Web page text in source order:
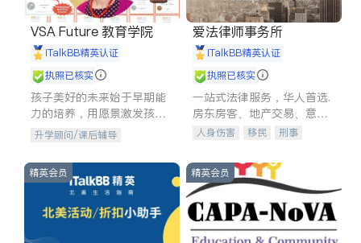
VSA Future 教育学院
iTalkBB精英认证
执照已核实
孩子美好的未来始于早期能
力的培养，用愿景激发孩子
的学习潜力和动力。理念：
拥有成长型心态是成功的基
石。
升学顾问/课后辅导
爱法律师事务所
iTalkBB精英认证
执照已核实
一站式法律服务，华人首选.
房东房客、地产交易、意外
伤害、车祸重伤、商业诉
建筑合同、刑事案件全包办
人身伤害 移民
刑事
信托/遗嘱
商业
索赔
律师-其它 保释
精英会员 精英会员